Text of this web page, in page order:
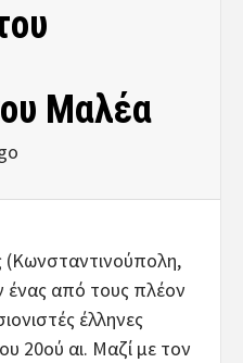
Μαλέα
(Κωνσταντινούπολη,
ένας από τους πλέον
έλληνες
20ού αι. Μαζί με τον